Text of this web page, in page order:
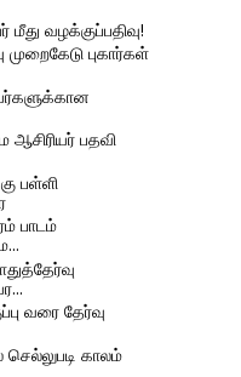
மீது வழக்குப்பதிவு!
புகார்கள்
பதவி
பள்ளி
பாடம்
வரை தேர்வு
செல்லுபடி காலம்